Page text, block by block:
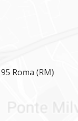
Roma (RM)